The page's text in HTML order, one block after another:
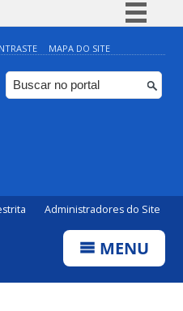
Simplifique!
Comunica BR
Participe
MAPA DO SITE
Administradores do Site
MENU